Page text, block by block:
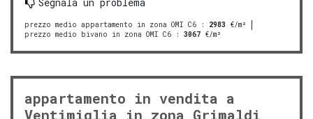
prezzo medio appartamento in zona OMI C6 : 2983 €/m²
prezzo medio bivano in zona OMI C6 : 3067 €/m²
appartamento in vendita a
Ventimiglia in zona Grimaldi